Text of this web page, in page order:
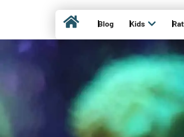
Blog Kids